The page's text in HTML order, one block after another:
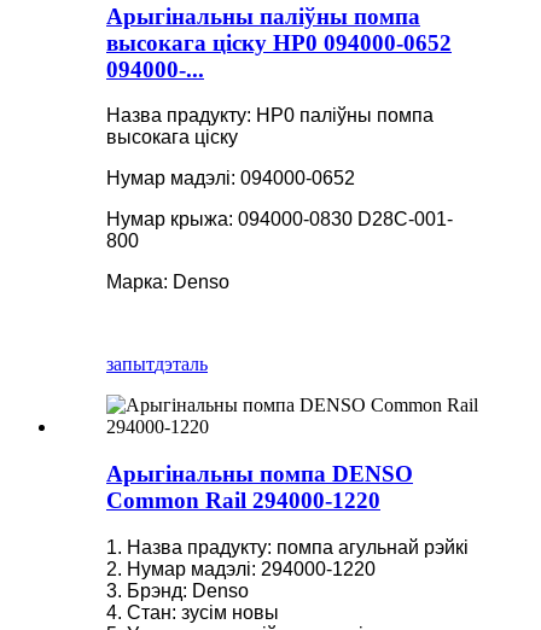
Арыгінальны паліўны помпа
высокага ціску HP0 094000-0652
094000-...
Назва прадукту: HP0 паліўны помпа
высокага ціску
Нумар мадэлі: 094000-0652
Нумар крыжа: 094000-0830 D28C-001-
800
Марка: Denso
запытдэталь
Арыгінальны помпа DENSO
Common Rail 294000-1220
1. Назва прадукту: помпа агульнай рэйкі
2. Нумар мадэлі: 294000-1220
3. Брэнд: Denso
4. Стан: зусім новы